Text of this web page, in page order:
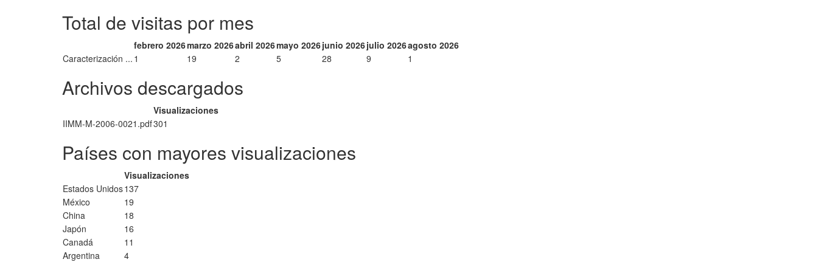
Total de visitas por mes
febrero 2026marzo 2026abril 2026mayo 2026junio 2026julio 2026agosto 2026
Caracterización ... 1 19 2 5 28 9 1
Archivos descargados
Visualizaciones
IIMM-M-2006-0021.pdf301
Países con mayores visualizaciones
Visualizaciones
Estados Unidos137
México
19
China
18
Japón
16
Canadá
11
Argentina
4